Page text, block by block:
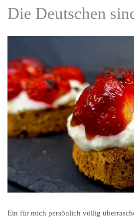
Die Deutschen
Ein für mich persönlich völlig